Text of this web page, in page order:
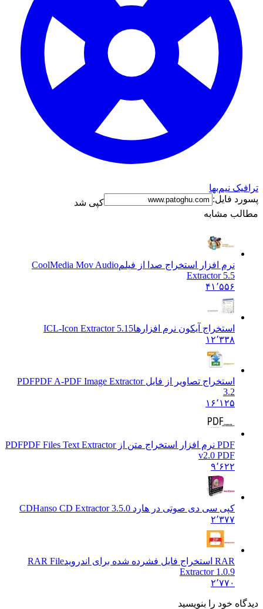
ترافیک نیم‌بها
پسورد فایل:
کپی شد
مطالب مشابه
نرم افزار استخراج صدا از فیلمCoolMedia Mov Audio
Extractor 5.5
۴۱٬۵۵۶
استخراج آیکون نرم افزارهاICL-Icon Extractor 5.15
۱۲٬۳۳۸
استخراج تصاویر از فایل PDFPDF A-PDF Image Extractor
3.2
۱۶٬۱۲۵
PDF نرم افزار استخراج متن از PDF
PDF Files Text Extractor
v2.0 PDF
۹٬۶۲۲
کپی سی دی صوتی در هارد CD Hanso CD Extractor 3.5.0
۲٬۳۷۷
RAR استخراج فایل فشرده شده برای اندروید
RAR File
Extractor 1.0.9
۲٬۷۷۰
دیدگاه خود را بنویسید